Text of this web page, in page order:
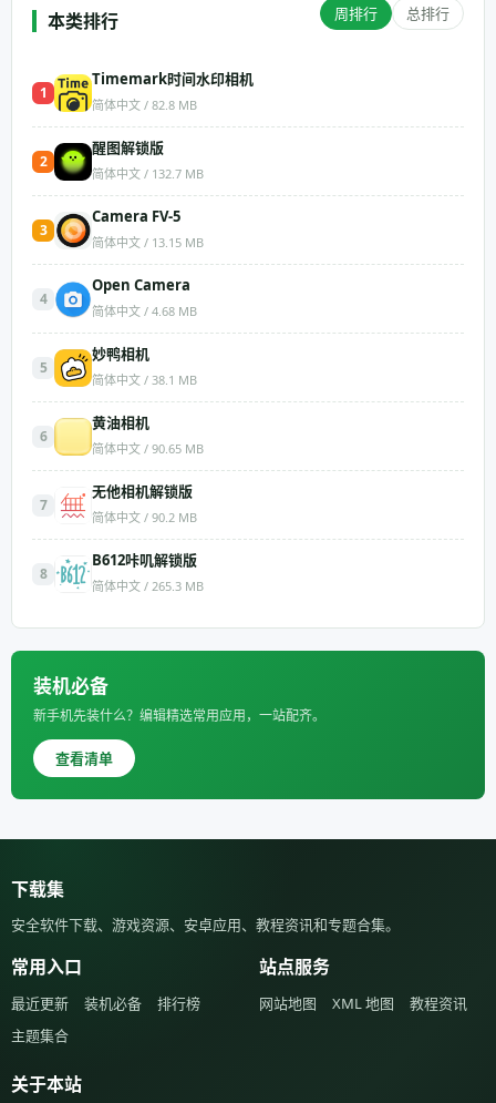
本类排行 周排行 总排行
1
Timemark时间水印相机
简体中文 / 82.8 MB
2
醒图解锁版
简体中文 / 132.7 MB
3
Camera FV-5
简体中文 / 13.15 MB
4
Open Camera
简体中文 / 4.68 MB
5
妙鸭相机
简体中文 / 38.1 MB
6
黄油相机
简体中文 / 90.65 MB
7
无他相机解锁版
简体中文 / 90.2 MB
8
B612咔叽解锁版
简体中文 / 265.3 MB
装机必备
新手机先装什么？编辑精选常用应用，一站配齐。
查看清单
下载集
安全软件下载、游戏资源、安卓应用、教程资讯和专题合集。
常用入口
最近更新 装机必备
排行榜
主题集合
站点服务
网站地图 XML 地图 教程资讯
关于本站